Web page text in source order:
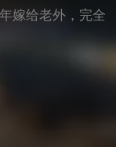
嫁给老外，完全